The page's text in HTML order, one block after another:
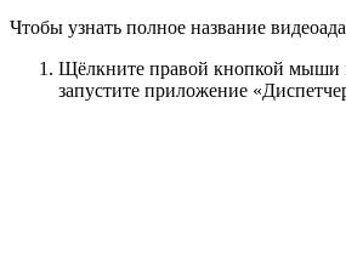
Чтобы узнать полное название
Щёлкните правой кнопкой мыши
запустите приложение